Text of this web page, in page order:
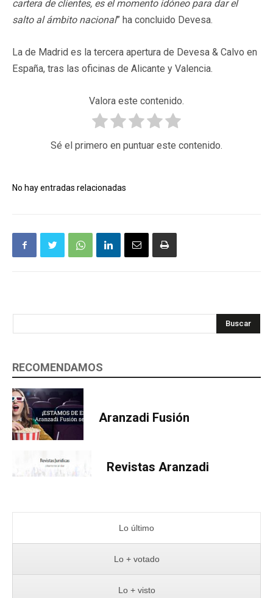
cartera de clientes, es el momento idóneo para dar el
salto al ámbito nacional” ha concluido Devesa.
La de Madrid es la tercera apertura de Devesa & Calvo en
España, tras las oficinas de Alicante y Valencia.
Valora este contenido.
Sé el primero en puntuar este contenido.
No hay entradas relacionadas
Buscar
RECOMENDAMOS
Aranzadi Fusión
Revistas Aranzadi
Lo último
Lo + votado
Lo + visto